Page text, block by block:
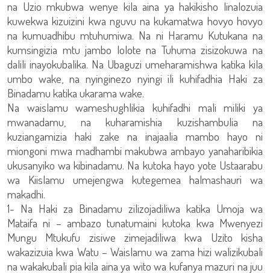
na Uzio mkubwa wenye kila aina ya hakikisho linalozuia
kuwekwa kizuizini kwa nguvu na kukamatwa hovyo hovyo
na kumuadhibu mtuhumiwa. Na ni Haramu Kutukana na
kumsingizia mtu jambo lolote na Tuhuma zisizokuwa na
dalili inayokubalika. Na Ubaguzi umeharamishwa katika kila
umbo wake, na nyinginezo nyingi ili kuhifadhia Haki za
Binadamu katika ukarama wake.
Na waislamu wameshughlikia kuhifadhi mali miliki ya
mwanadamu, na kuharamishia kuzishambulia na
kuziangamizia haki zake na inajaalia mambo hayo ni
miongoni mwa madhambi makubwa ambayo yanaharibikia
ukusanyiko wa kibinadamu. Na kutoka hayo yote Ustaarabu
wa Kiislamu umejengwa kutegemea halmashauri wa
makadhi.
1- Na Haki za Binadamu zilizojadiliwa katika Umoja wa
Mataifa ni – ambazo tunatumaini kutoka kwa Mwenyezi
Mungu Mtukufu zisiwe zimejadiliwa kwa Uzito kisha
wakazizuia kwa Watu – Waislamu wa zama hizi walizikubali
na wakakubali pia kila aina ya wito wa kufanya mazuri na juu